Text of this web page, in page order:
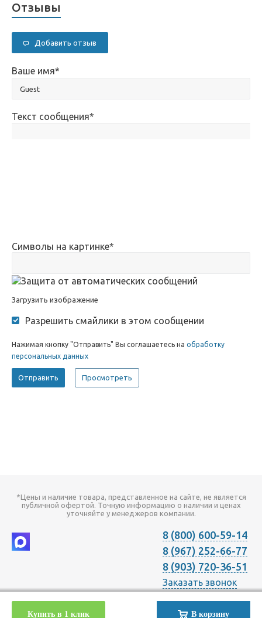
В корзину
Купить в 1 клик
Отзывы
Добавить отзыв
Ваше имя*
Текст сообщения*
Символы на картинке*
Загрузить изображение
Разрешить смайлики в этом сообщении
Нажимая кнопку "Отправить" Вы соглашаетесь на обработку
персональных данных
*Цены и наличие товара, представленное на сайте, не является
публичной офертой. Точную информацию о наличии и ценах
уточняйте у менеджеров компании.
8 (800) 600-59-14
8 (967) 252-66-77
8 (903) 720-36-51
Заказать звонок
2026 © Компания "Онлайн Климат" продажа оборудования для
Отопления Вентиляции Кондиционирования в Москве с